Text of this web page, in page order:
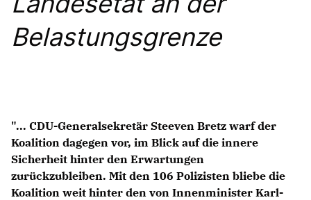
MEIN BÜRGERBÜRO
Kleine Anfragen
CDU Deutschland
CDU Fraktion im Brandenburger Landtag
Belastungsgrenze
"... CDU-Generalsekretär Steeven Bretz warf der
Koalition dagegen vor, im Blick auf die innere
Sicherheit hinter den Erwartungen
zurückzubleiben. Mit den 106 Polizisten bliebe die
Koalition weit hinter den von Innenminister Karl-